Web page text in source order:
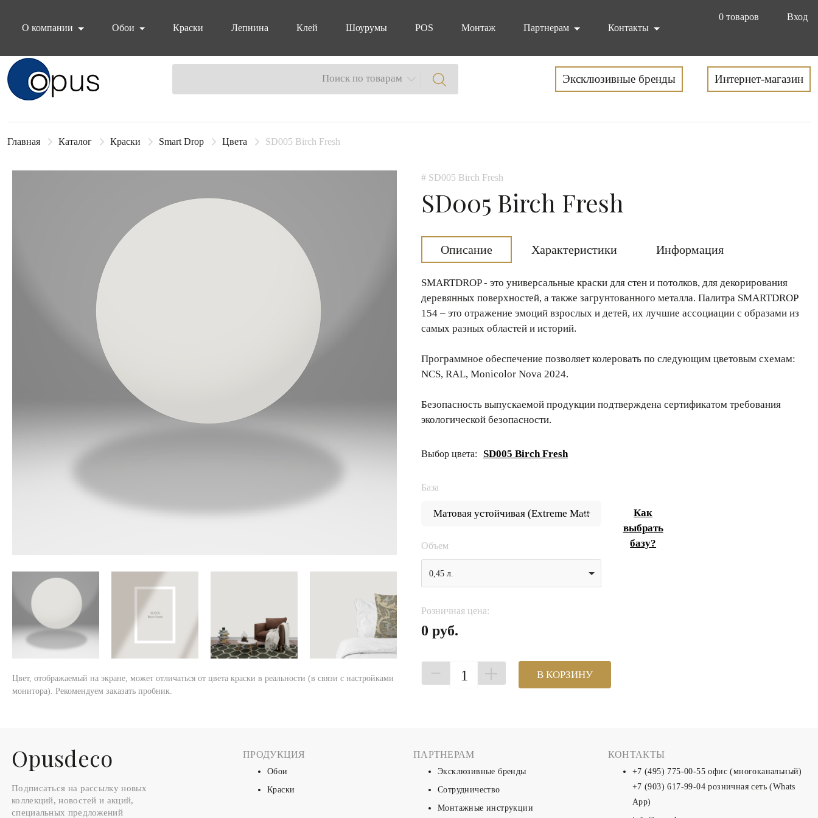
0 товаров
Вход
О компании
Обои Краски Лепнина Клей Шоурумы POS Монтаж Партнерам Контакты
Блок поиска Поиск по товарам Эксклюзивные бренды Интернет-магазин
Главная Каталог Краски Smart Drop Цвета SD005 Birch Fresh
Цвет, отображаемый на экране, может отличаться от цвета краски в реальности (в связи с настройками
монитора). Рекомендуем заказать пробник.
# SD005 Birch Fresh
SD005 Birch Fresh
Описание Характеристики Информация
SMARTDROP - это универсальные краски для стен и потолков, для декорирования
деревянных поверхностей, а также загрунтованного металла. Палитра SMARTDROP
154 – это отражение эмоций взрослых и детей, их лучшие ассоциации с образами из
самых разных областей и историй.
Программное обеспечение позволяет колеровать по следующим цветовым схемам:
NCS, RAL, Monicolor Nova 2024.
Безопасность выпускаемой продукции подтверждена сертификатом требования
экологической безопасности.
Выбор цвета: SD005 Birch Fresh
База
Как
выбрать
базу?
Объем
0,45 л.
Розничная цена:
0 руб.
1 В КОРЗИНУ
Оpusdeco
Подписаться на рассылку новых
коллекций, новостей и акций,
специальных предложений
ПРОДУКЦИЯ
Обои
Краски
ПАРТНЕРАМ
Эксклюзивные бренды
Сотрудничество
Монтажные инструкции
КОНТАКТЫ
+7 (495) 775-00-55 офис (многоканальный)
+7 (903) 617-99-04 розничная сеть (Whats
App)